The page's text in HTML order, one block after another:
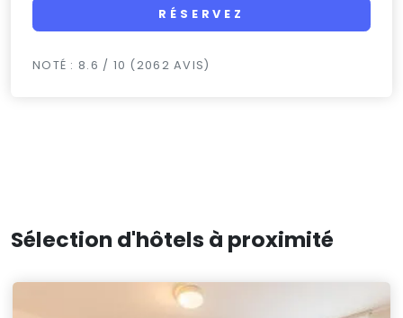
RÉSERVEZ
NOTÉ : 8.6 / 10 (2062 AVIS)
Sélection d'hôtels à proximité